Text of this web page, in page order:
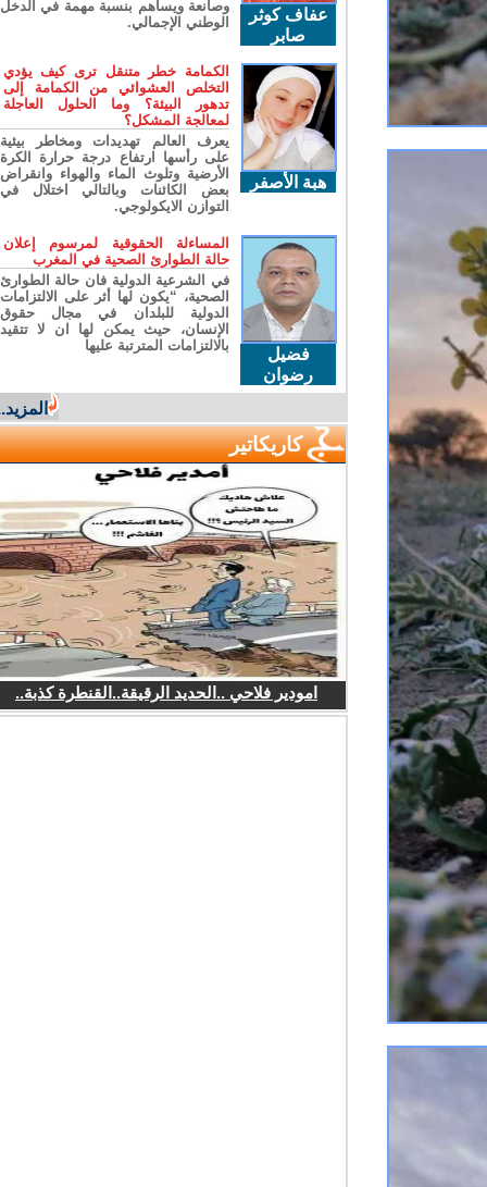
عفاف كوثر
صابر
وصانعة ويساهم بنسبة مهمة في الدخل
الوطني الإجمالي.
هبة الأصفر
الكمامة خطر متنقل ترى كيف يؤدي
التخلص العشوائي من الكمامة إلى
تدهور البيئة؟ وما الحلول العاجلة
لمعالجة المشكل؟
يعرف العالم تهديدات ومخاطر بيئية
على رأسها ارتفاع درجة حرارة الكرة
الأرضية وتلوث الماء والهواء وانقراض
بعض الكائنات وبالتالي اختلال في
التوازن الايكولوجي.
فضيل
رضوان
المساءلة الحقوقية لمرسوم إعلان
حالة الطوارئ الصحية في المغرب
في الشرعية الدولية فان حالة الطوارئ
الصحية، “يكون لها أثر على الالتزامات
الدولية للبلدان في مجال حقوق
الإنسان، حيث يمكن لها ان لا تتقيد
بالالتزامات المترتبة عليها
المزيد...
كاريكاتير
امودير فلاحي ..الحديد الرقيقة..القنطرة كذبة..